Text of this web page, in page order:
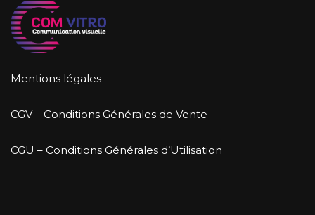
Mentions légales
CGV – Conditions Générales de Vente
CGU – Conditions Générales d’Utilisation